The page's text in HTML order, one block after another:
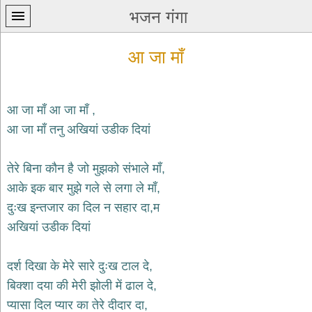
भजन गंगा
प्रथम
home
कृष्ण
भजन
krishna
bhajans
भजन
bhajans
हनुमान
आ जा माँ
आ जा माँ आ जा माँ ,
आ जा माँ तनु अखियां उडीक दियां
तेरे बिना कौन है जो मुझको संभाले माँ,
आके इक बार मुझे गले से लगा ले माँ,
दुःख इन्तजार का दिल न सहार दा,म
अखियां उडीक दियां
दर्श दिखा के मेरे सारे दुःख टाल दे,
बिक्शा दया की मेरी झोली में ढाल दे,
प्यासा दिल प्यार का तेरे दीदार दा,